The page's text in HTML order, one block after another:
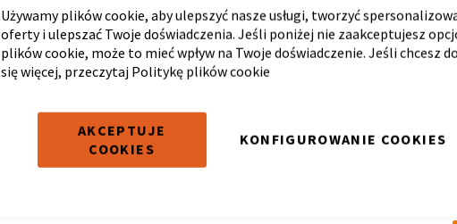
Używamy plików cookie, aby ulepszyć nasze usługi, tworzyć
oferty i ulepszać Twoje doświadczenia. Jeśli poniżej nie zaakceptujesz
plików cookie, może to mieć wpływ na Twoje doświadczenie. Jeśli chcesz
się więcej, przeczytaj Politykę plików cookie
AKCEPTUJE
COOKIES
KONFIGUROWANIE COOKIES